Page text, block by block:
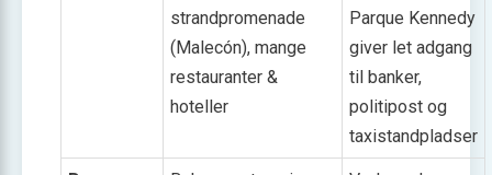
strandpromenade
(Malecón), mange
restauranter &
hoteller
Parque Kennedy
giver let adgang
til banker,
politipost og
taxistandpladser